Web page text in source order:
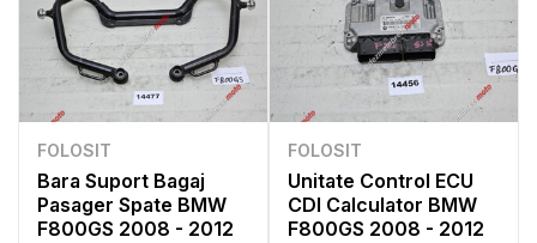
FOLOSIT
Bara Suport Bagaj
Pasager Spate BMW
F800GS 2008 - 2012
FOLOSIT
Unitate Control ECU
CDI Calculator BMW
F800GS 2008 - 2012